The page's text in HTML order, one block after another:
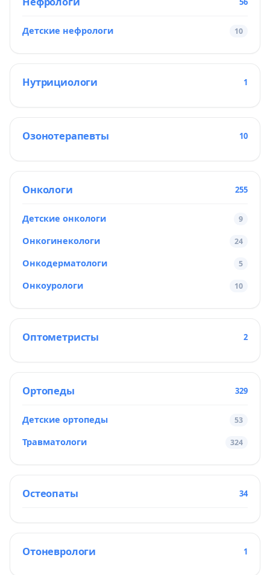
Детские нефрологи 10
Нутрициологи 1
Озонотерапевты 10
Онкологи 255
Детские онкологи 9
Онкогинекологи 24
Онкодерматологи 5
Онкоурологи 10
Оптометристы 2
Ортопеды 329
Детские ортопеды 53
Травматологи 324
Остеопаты 34
Отоневрологи 1